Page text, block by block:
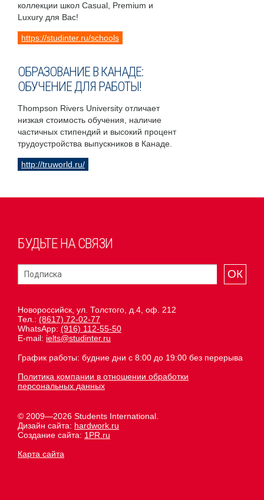
коллекции школ Casual, Premium и
Luxury для Вас!
https://studinter.ru/schools
ОБРАЗОВАНИЕ В КАНАДЕ:
ОБУЧЕНИЕ ДЛЯ РАБОТЫ!
Thompson Rivers University отличает
низкая стоимость обучения, наличие
частичных стипендий и высокий процент
трудоустройства выпускников в Канаде.
http://truworld.ru/
БУДЬТЕ НА СВЯЗИ
ОК
Новороссийск, ул. Толстого, д.4, оф. 212
Тел.: (8617) 72-02-77
WhatsApp: (916) 112-55-50
E-mail: ielts@studinter.ru
График работы: будние дни с 8:00 до 19:00 без перерыва
Политика компании в отношении обработки
персональных данных
© 2009—2026 Students International.
Дизайн сайта: hardwork.ru
Создание сайта: 1PR.ru
Карта сайта